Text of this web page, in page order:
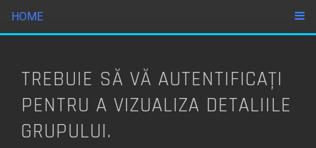
HOME
TREBUIE SĂ VĂ AUTENTIFICAŢI
PENTRU A VIZUALIZA DETALIILE
GRUPULUI.